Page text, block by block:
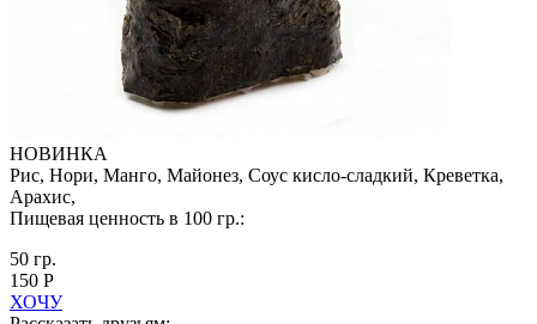
НОВИНКА
Рис, Нори, Манго, Майонез, Соус кисло-сладкий, Креветка,
Арахис,
Пищевая ценность в 100 гр.:
50 гр.
150 Р
ХОЧУ